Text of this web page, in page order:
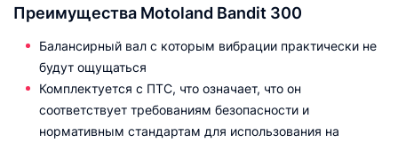
Преимущества Motoland Bandit 300
Балансирный вал с которым вибрации практически не
будут ощущаться
Комплектуется с ПТС, что означает, что он
соответствует требованиям безопасности и
нормативным стандартам для использования на